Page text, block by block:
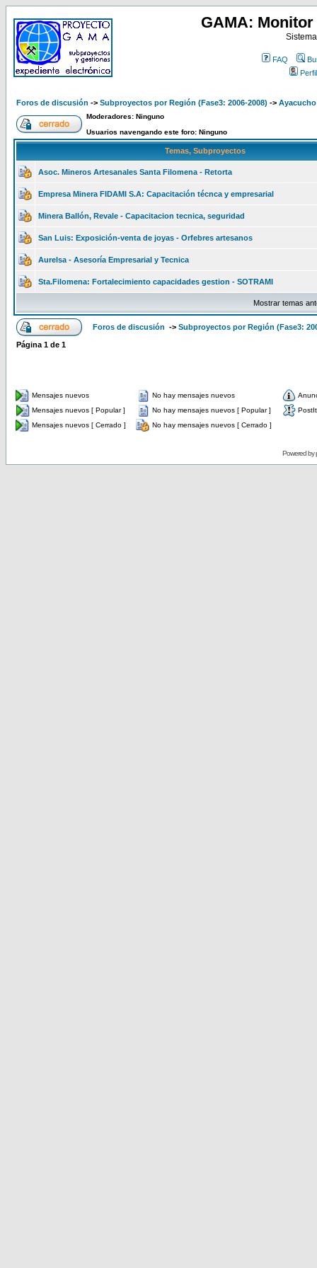
GAMA:
FAQ
Perfil
Foros de discusión -> Subproyectos por Región (Fase3: 2006-2008) -> Ayacucho
Moderadores: Ninguno
Usuarios navengando este foro: Ninguno
Temas, Subproyectos
Asoc. Mineros Artesanales Santa Filomena - Retorta
Empresa Minera FIDAMI S.A: Capacitación técnca y empresarial
Minera Ballón, Revale - Capacitacion tecnica, seguridad
San Luis: Exposición-venta de joyas - Orfebres artesanos
Aurelsa - Asesoría Empresarial y Tecnica
Sta.Filomena: Fortalecimiento capacidades gestion - SOTRAMI
Mostrar temas
Foros de discusión -> Subproyectos por Región (Fase3:
Página 1 de 1
Mensajes nuevos No hay mensajes nuevos
Mensajes nuevos [ Popular ]
No hay mensajes nuevos [ Popular ]
PostIt
Mensajes nuevos [ Cerrado ]
No hay mensajes nuevos [ Cerrado ]
Powered by